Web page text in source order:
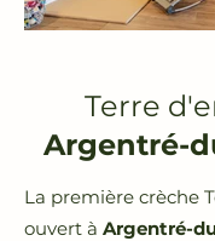
Terre
Argentré-
La première crèche
ouvert à Argentré-